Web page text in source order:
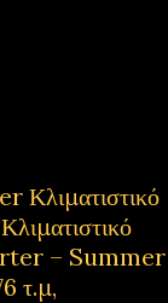
– Summer
τ.μ,